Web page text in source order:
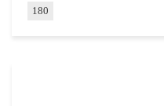
180